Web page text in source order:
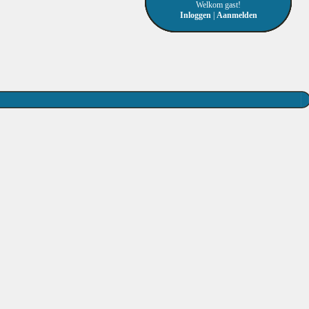
Welkom gast!
Inloggen| Aanmelden